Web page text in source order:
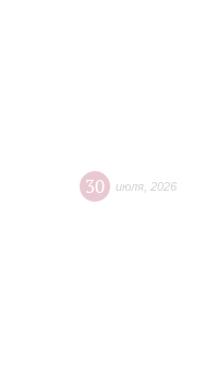
30 июля 2026